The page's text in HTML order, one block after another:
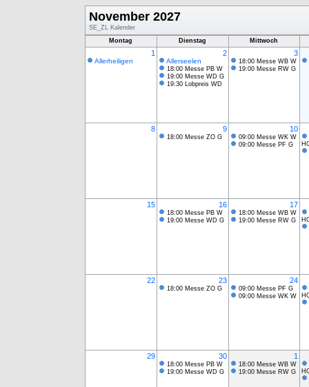
November 2027
SE_ZL Kalender
Montag
Dienstag Mittwoch
1
Allerheiligen
2
Allerseelen
18:00 Messe PB W
19:00 Messe WD G
19:30 Lobpreis WD
3
18:00 Messe WB W
19:00 Messe RW G
8 9
18:00 Messe ZO G
10
09:00 Messe WK W
09:00 Messe PF G
15 16
18:00 Messe PB W
19:00 Messe WD G
17
18:00 Messe WB W
19:00 Messe RW G
22 23
18:00 Messe ZO G
24
09:00 Messe PF G
09:00 Messe WK W
29 30
18:00 Messe PB W
19:00 Messe WD G
1
18:00 Messe WB W
19:00 Messe RW G